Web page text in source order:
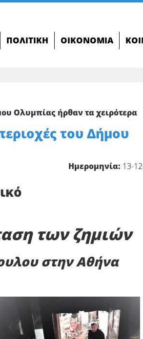
ΠΟΛΙΤΙΚΉ ΟΙΚΟΝΟΜΊΑ
Ολυμπίας ήρθαν τα χειρότερα
του Δήμου
Ημερομηνία: 13-
των ζημιών
στην Αθήνα